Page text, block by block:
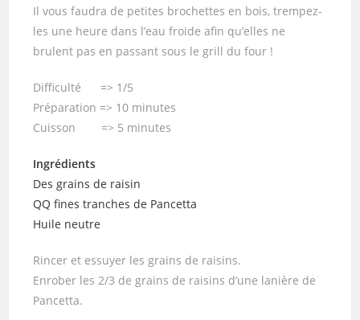
Il vous faudra de petites brochettes en bois, trempez-
les une heure dans l’eau froide afin qu’elles ne
brulent pas en passant sous le grill du four !
Difficulté => 1/5
Préparation => 10 minutes
Cuisson => 5 minutes
Ingrédients
Des grains de raisin
QQ fines tranches de Pancetta
Huile neutre
Rincer et essuyer les grains de raisins.
Enrober les 2/3 de grains de raisins d’une lanière de
Pancetta.